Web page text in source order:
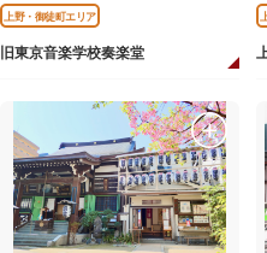
上野・御徒町エリア
旧東京音楽学校奏楽堂